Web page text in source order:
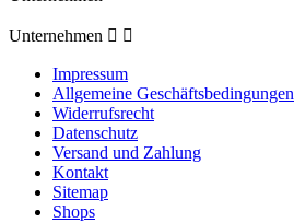
Unternehmen  
Impressum
Allgemeine Geschäftsbedingungen
Widerrufsrecht
Datenschutz
Versand und Zahlung
Kontakt
Sitemap
Shops